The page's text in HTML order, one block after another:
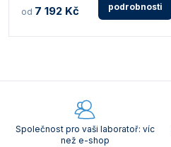
od 7 192 Kč podrobnosti
Společnost pro vaši laboratoř: víc
než e-shop